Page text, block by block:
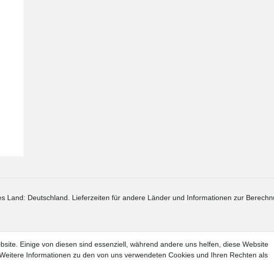
Land: Deutschland. Lieferzeiten für andere Länder und Informationen zur
Widerrufs­recht Widerrufs­formular Impressum Daten­schutz­erklärung
Einige von diesen sind essenziell, während andere uns helfen, diese Website
Informationen zu den von uns verwendeten Cookies und Ihren Rechten als